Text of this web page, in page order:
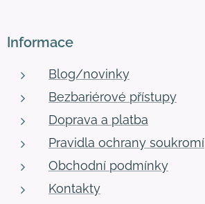
Informace
Blog/novinky
Bezbariérové přístupy
Doprava a platba
Pravidla ochrany soukromí
Obchodní podmínky
Kontakty